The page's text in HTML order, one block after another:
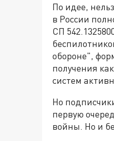
По идее,
в России
СП
обороне",
получения
систем
Но
первую
войны. Но и